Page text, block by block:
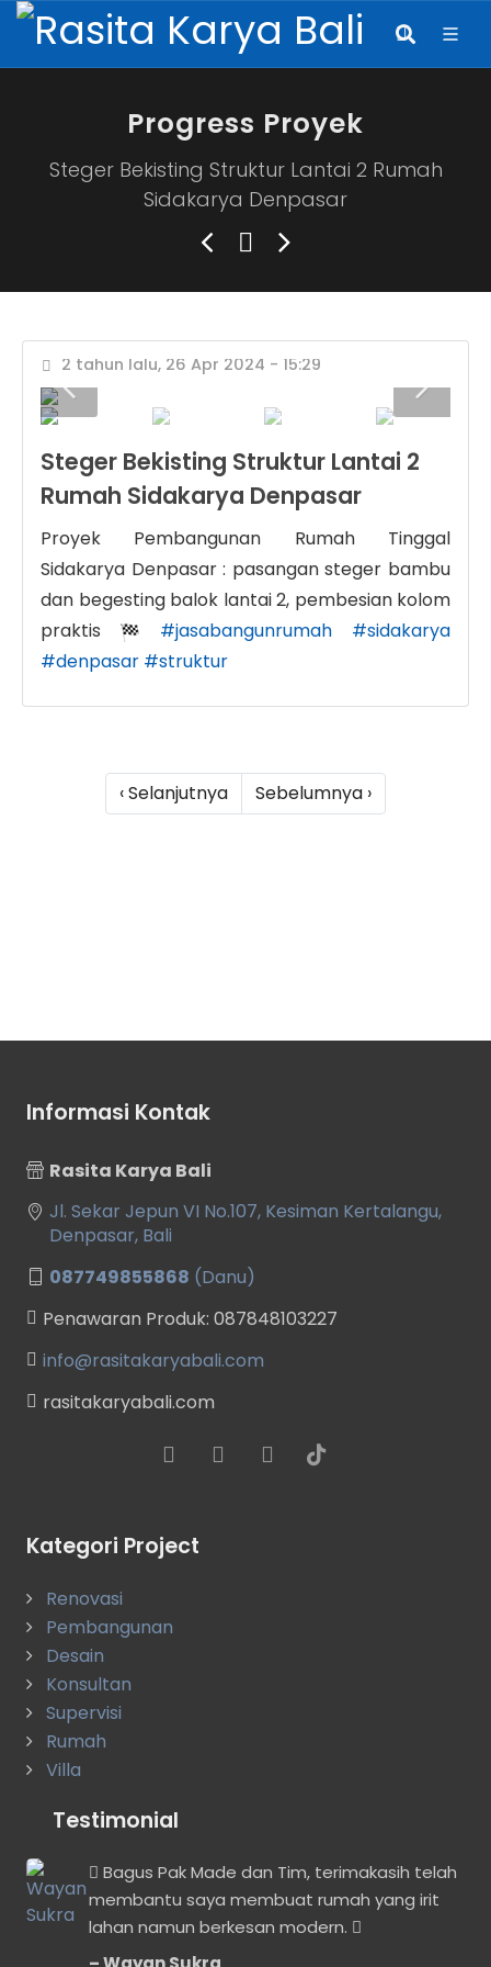
Progress Proyek
Steger Bekisting Struktur Lantai 2 Rumah
Sidakarya Denpasar
2 tahun lalu, 26 Apr 2024 - 15:29
Steger Bekisting Struktur Lantai 2
Rumah Sidakarya Denpasar
Proyek Pembangunan Rumah Tinggal
Sidakarya Denpasar : pasangan steger bambu
dan begesting balok lantai 2, pembesian kolom
praktis
#jasabangunrumah
#sidakarya
#denpasar #struktur
‹ Selanjutnya Sebelumnya ›
Informasi Kontak
Rasita Karya Bali
Jl. Sekar Jepun VI No.107, Kesiman Kertalangu,
Denpasar, Bali
087749855868 (Danu)
Penawaran Produk: 087848103227
info@rasitakaryabali.com
rasitakaryabali.com
Kategori Project
Renovasi
Pembangunan
Desain
Konsultan
Supervisi
Rumah
Villa
Testimonial
Bagus Pak Made dan Tim, terimakasih telah
membantu saya membuat rumah yang irit
lahan namun berkesan modern.